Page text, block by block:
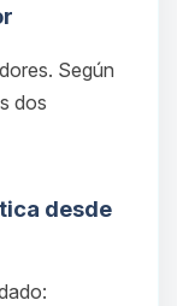
Según
dos
desde